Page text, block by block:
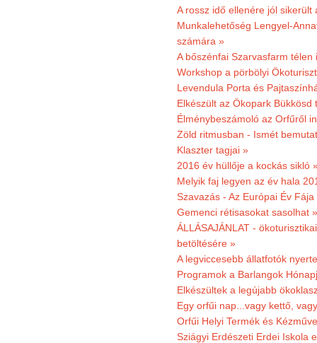
A rossz idő ellenére jól sikerült
Munkalehetőség Lengyel-
számára »
A bőszénfai Szarvasfarm
Workshop a pörbölyi
Levendula Porta és
Elkészült az Ökopark
Élménybeszámoló az Orfűről
Zöld ritmusban - Ismét
Klaszter tagjai »
2016 év hüllője a kockás sikló
Melyik faj legyen az év hala
Szavazás - Az Európai Év
Gemenci rétisasokat sasolhat »
ÁLLÁSAJÁNLAT -
betöltésére »
A legviccesebb állatfotók
Programok a Barlangok
Elkészültek a legújabb
Egy orfűi nap...vagy kettő,
Orfűi Helyi Termék és
Sziágyi Erdészeti Erdei Iskola